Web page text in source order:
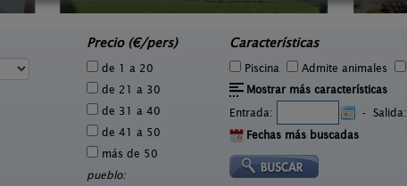
Precio (€/pers)
de 1 a 20
de 21 a 30
de 31 a 40
de 41 a 50
más de 50
pueblo:
Características
Piscina Admite animales
Mostrar más características
Entrada:
- Salida:
Fechas más buscadas